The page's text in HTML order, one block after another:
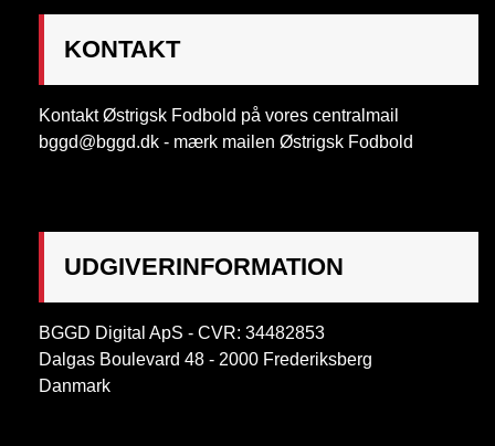
KONTAKT
Kontakt Østrigsk Fodbold på vores centralmail
bggd@bggd.dk - mærk mailen Østrigsk Fodbold
UDGIVERINFORMATION
BGGD Digital ApS - CVR: 34482853
Dalgas Boulevard 48 - 2000 Frederiksberg
Danmark